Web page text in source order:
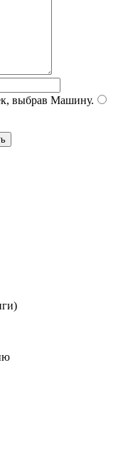
выбрав Машину.